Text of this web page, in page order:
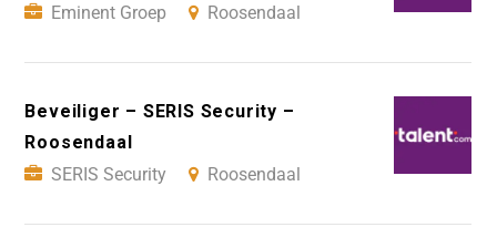
Eminent Groep
Roosendaal
Beveiliger – SERIS Security –
Roosendaal
SERIS Security
Roosendaal